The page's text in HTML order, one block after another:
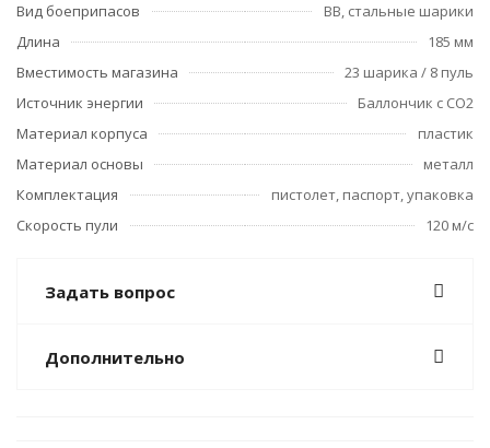
Вид боеприпасов
ВВ, стальные шарики
Длина
185 мм
Вместимость магазина
23 шарика / 8 пуль
Источник энергии
Баллончик с СО2
Материал корпуса
пластик
Материал основы
металл
Комплектация
пистолет, паспорт, упаковка
Скорость пули
120 м/с
Задать вопрос
Дополнительно